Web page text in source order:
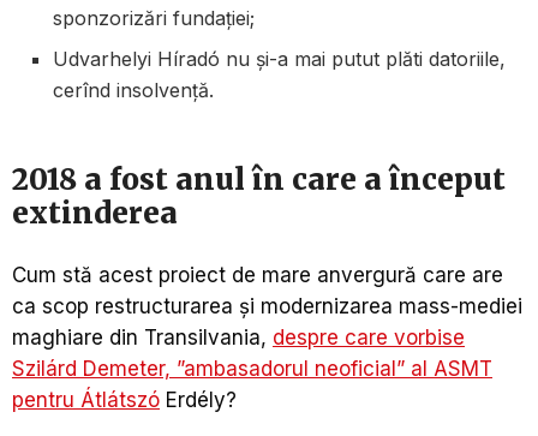
sponzorizări fundației;
Udvarhelyi Híradó nu și-a mai putut plăti datoriile,
cerînd insolvență.
2018 a fost anul în care a început
extinderea
Cum stă acest proiect de mare anvergură care are
ca scop restructurarea şi modernizarea mass-mediei
maghiare din Transilvania, despre care vorbise
Szilárd Demeter, ”ambasadorul neoficial” al ASMT
pentru Átlátszó Erdély?